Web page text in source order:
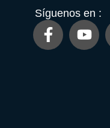
Síguenos en :